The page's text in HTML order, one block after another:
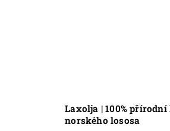
Laxolja | 100%
norského lososa